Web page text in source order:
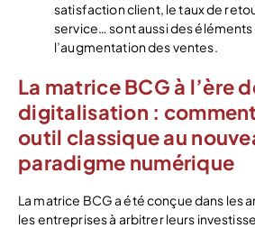
satisfaction client, le taux de
service… sont aussi des
l’augmentation des ventes.
La matrice BCG à l’ère
digitalisation :
outil classique au
paradigme numérique
La matrice BCG a été conçue dans les
les entreprises à arbitrer leurs